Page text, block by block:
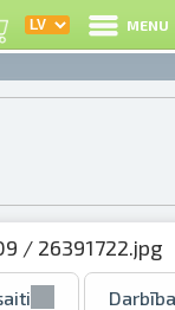
MENU
/ 26391722.jpg